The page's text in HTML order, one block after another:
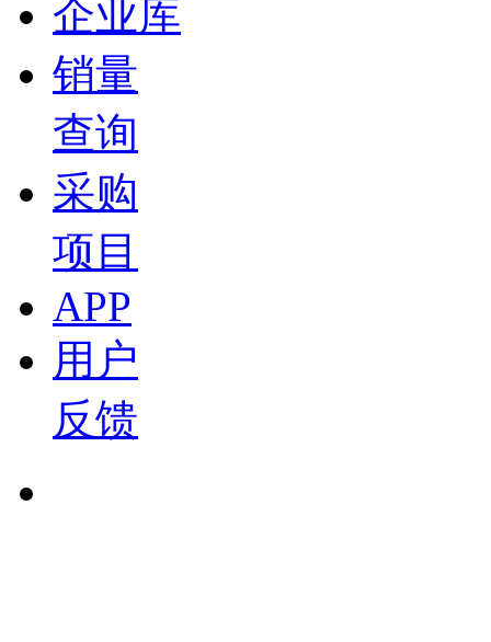
05:19
宋超
2026-03-16 15:22
05:04
F1越看越上瘾？真正魅力在于赛车的系统工程
2026-03-14 21:35
02:14
不懂F1赛车？看完这篇内容就懂了
孙涛
2026-03-14 16:37
企业库
销量
查询
采购
项目
APP
用户
反馈